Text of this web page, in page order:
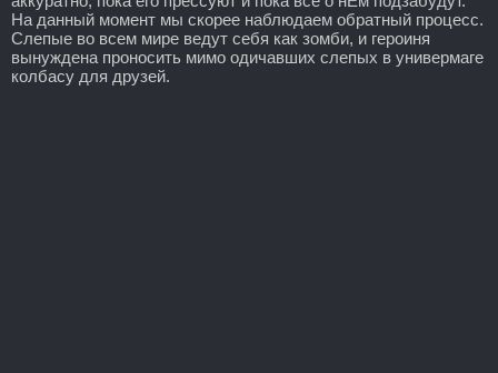
На данный момент мы скорее наблюдаем обратный процесс.
Слепые во всем мире ведут себя как зомби, и героиня
вынуждена проносить мимо одичавших слепых в универмаге
колбасу для друзей.